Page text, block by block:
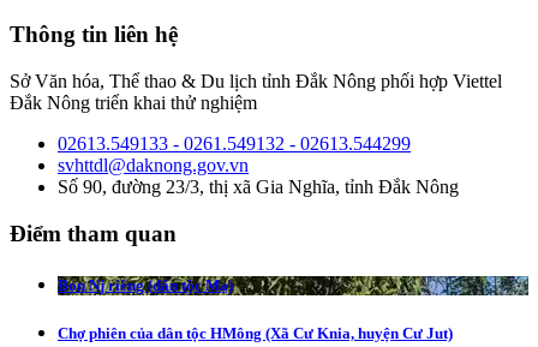
Thông tin liên hệ
Sở Văn hóa, Thể thao & Du lịch tỉnh Đắk Nông phối hợp Viettel
Đắk Nông triển khai thử nghiệm
02613.549133 - 0261.549132 - 02613.544299
svhttdl@daknong.gov.vn
Số 90, đường 23/3, thị xã Gia Nghĩa, tỉnh Đắk Nông
Điểm tham quan
Bon Nj riêng (dân tộc Mạ)
Chợ phiên của dân tộc HMông (Xã Cư Knia, huyện Cư Jut)